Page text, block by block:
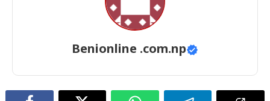
Benionline .com.np